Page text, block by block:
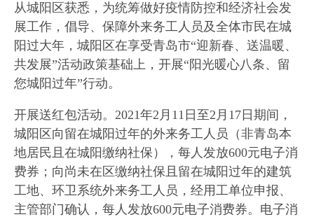
从城阳区获悉，为统筹做好疫情防控和经济社会发
展工作，倡导、保障外来务工人员及全体市民在城
阳过大年，城阳区在享受青岛市“迎新春、送温暖、
共发展”活动政策基础上，开展“阳光暖心八条、留
您城阳过年”行动。
开展送红包活动。2021年2月11日至2月17日期间，
城阳区向留在城阳过年的外来务工人员（非青岛本
地居民且在城阳缴纳社保），每人发放600元电子消
费券；向尚未在区缴纳社保且留在城阳过年的建筑
工地、环卫系统外来务工人员，经用工单位申报、
主管部门确认，每人发放600元电子消费券。电子消